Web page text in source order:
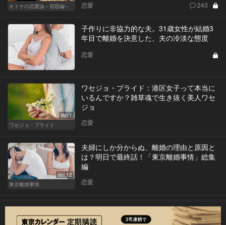
オトナの恋愛論～宿題編～
恋愛 243
子作りに非協力的な夫。31歳女性が結婚3
年目で離婚を決意した、夫の冷淡な態度
恋愛
Vol.1
ワセジョ・プライド
ワセジョ・プライド：港区女子って本当に
いるんですか？雑草魂で生き抜く美人ワセ
ジョ
恋愛
Vol.12
東京離婚事情
夫婦にしか分からぬ、離婚の理由と原因と
は？明日で最終話！「東京離婚事情」総集
編
恋愛